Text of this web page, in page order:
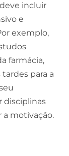
incluir
e
exemplo,
farmácia,
para a
disciplinas
a motivação.